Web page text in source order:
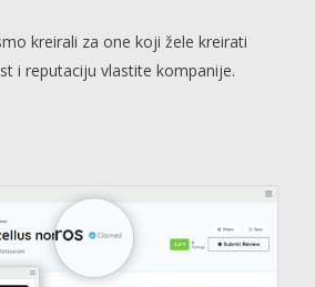
kreirali za one koji žele kreirati
i reputaciju vlastite kompanije.